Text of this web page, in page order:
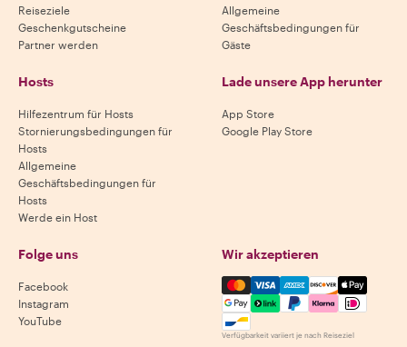
Reiseziele
Geschenkgutscheine
Partner werden
Allgemeine
Geschäftsbedingungen für
Gäste
Hosts
Hilfezentrum für Hosts
Stornierungsbedingungen für
Hosts
Allgemeine
Geschäftsbedingungen für
Hosts
Werde ein Host
Lade unsere App herunter
App Store
Google Play Store
Folge uns
Facebook
Instagram
YouTube
Wir akzeptieren
Mastercard, Visa, Amex,
Verfügbarkeit variiert je nach Reiseziel